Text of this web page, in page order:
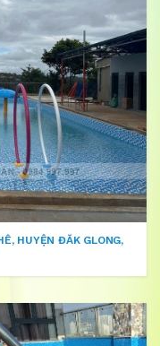
HUYỆN ĐĂK GLONG,